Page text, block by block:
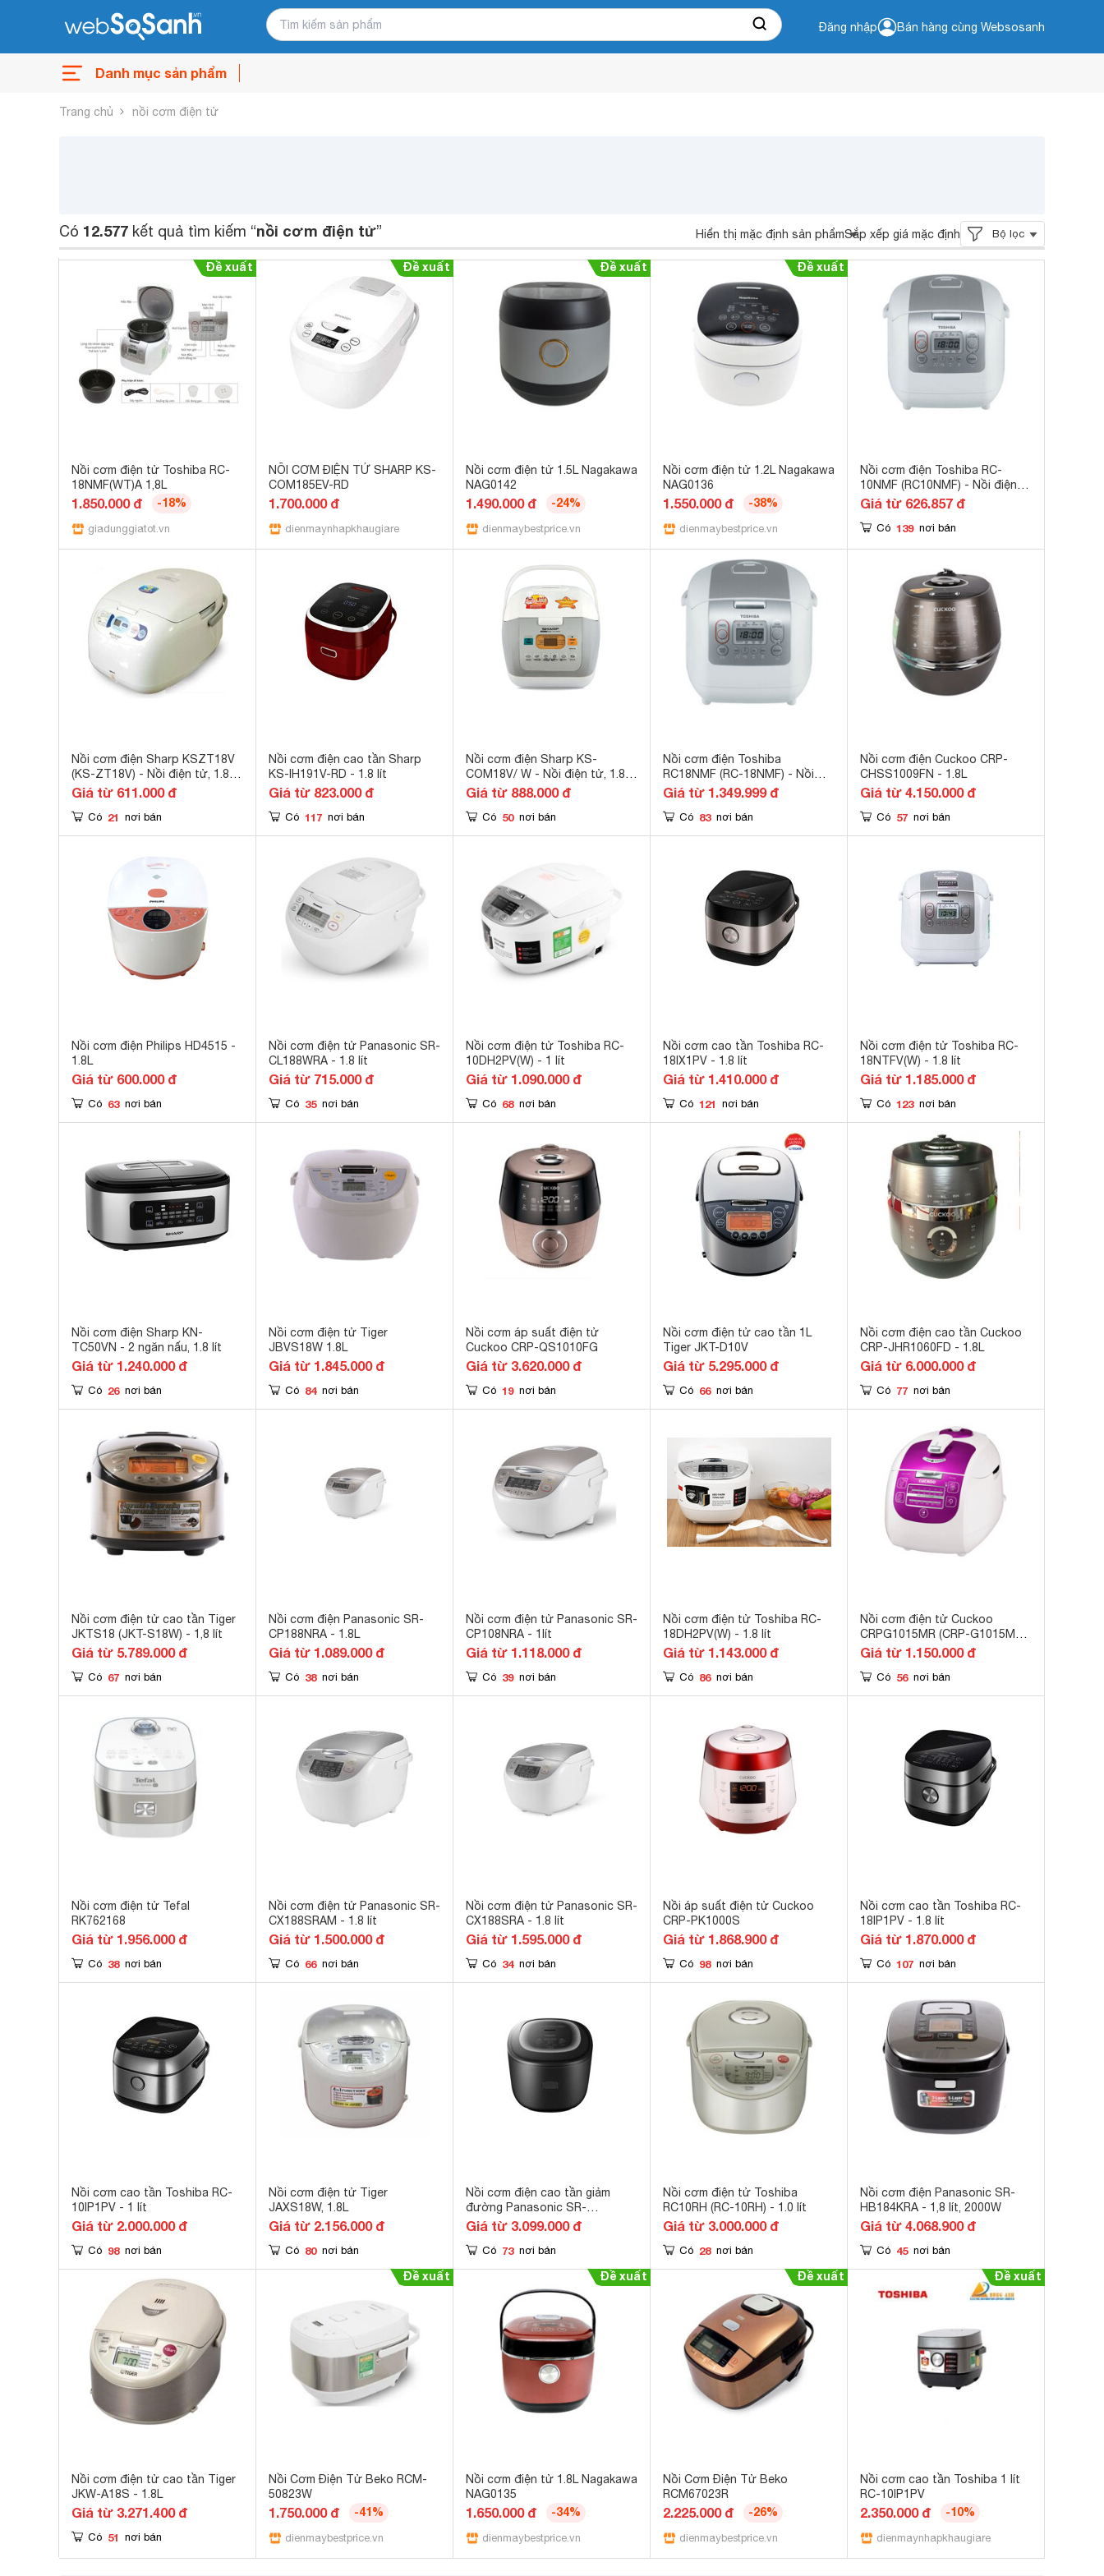
Đăng nhập Bán hàng cùng Websosanh
Danh mục sản phẩm
Trang chủ nồi cơm điện tử
Có 12.577 kết quả tìm kiếm “nồi cơm điện tử” Hiển thị mặc định sản phẩmSắp xếp giá mặc định Bộ lọc
Nồi cơm điện tử Toshiba RC-
18NMF(WT)A 1,8L
1.850.000 đ -18%
giadunggiatot.vn
NỒI CƠM ĐIỆN TỬ SHARP KS-
COM185EV-RD
1.700.000 đ
dienmaynhapkhaugiare.com.vn
Nồi cơm điện tử 1.5L Nagakawa
NAG0142
1.490.000 đ -24%
dienmaybestprice.vn
Nồi cơm điện tử 1.2L Nagakawa
NAG0136
1.550.000 đ -38%
dienmaybestprice.vn
Nồi cơm điện Toshiba RC-
10NMF (RC10NMF) - Nồi điện
tử, 1.0 lít
Giá từ 626.857 đ
Có 139 nơi bán
Nồi cơm điện Sharp KSZT18V
(KS-ZT18V) - Nồi điện tử, 1.8
lít, 830W
Giá từ 611.000 đ
Có 21 nơi bán
Nồi cơm điện cao tần Sharp
KS-IH191V-RD - 1.8 lít
Giá từ 823.000 đ
Có 117 nơi bán
Nồi cơm điện Sharp KS-
COM18V/ W - Nồi điện tử, 1.8
lít, 830W
Giá từ 888.000 đ
Có 50 nơi bán
Nồi cơm điện Toshiba
RC18NMF (RC-18NMF) - Nồi
điện tử, 1.8 lít, 680W
Giá từ 1.349.999 đ
Có 83 nơi bán
Nồi cơm điện Cuckoo CRP-
CHSS1009FN - 1.8L
Giá từ 4.150.000 đ
Có 57 nơi bán
Nồi cơm điện Philips HD4515 -
1.8L
Giá từ 600.000 đ
Có 63 nơi bán
Nồi cơm điện tử Panasonic SR-
CL188WRA - 1.8 lít
Giá từ 715.000 đ
Có 35 nơi bán
Nồi cơm điện tử Toshiba RC-
10DH2PV(W) - 1 lít
Giá từ 1.090.000 đ
Có 68 nơi bán
Nồi cơm cao tần Toshiba RC-
18IX1PV - 1.8 lít
Giá từ 1.410.000 đ
Có 121 nơi bán
Nồi cơm điện tử Toshiba RC-
18NTFV(W) - 1.8 lít
Giá từ 1.185.000 đ
Có 123 nơi bán
Nồi cơm điện Sharp KN-
TC50VN - 2 ngăn nấu, 1.8 lít
Giá từ 1.240.000 đ
Có 26 nơi bán
Nồi cơm điện tử Tiger
JBVS18W 1.8L
Giá từ 1.845.000 đ
Có 84 nơi bán
Nồi cơm áp suất điện tử
Cuckoo CRP-QS1010FG
Giá từ 3.620.000 đ
Có 19 nơi bán
Nồi cơm điện tử cao tần 1L
Tiger JKT-D10V
Giá từ 5.295.000 đ
Có 66 nơi bán
Nồi cơm điện cao tần Cuckoo
CRP-JHR1060FD - 1.8L
Giá từ 6.000.000 đ
Có 77 nơi bán
Nồi cơm điện tử cao tần Tiger
JKTS18 (JKT-S18W) - 1,8 lít
Giá từ 5.789.000 đ
Có 67 nơi bán
Nồi cơm điện Panasonic SR-
CP188NRA - 1.8L
Giá từ 1.089.000 đ
Có 38 nơi bán
Nồi cơm điện tử Panasonic SR-
CP108NRA - 1lít
Giá từ 1.118.000 đ
Có 39 nơi bán
Nồi cơm điện tử Toshiba RC-
18DH2PV(W) - 1.8 lít
Giá từ 1.143.000 đ
Có 86 nơi bán
Nồi cơm điện tử Cuckoo
CRPG1015MR (CRP-G1015M-R)
- 1.8 lít, 1150W
Giá từ 1.150.000 đ
Có 56 nơi bán
Nồi cơm điện tử Tefal
RK762168
Giá từ 1.956.000 đ
Có 38 nơi bán
Nồi cơm điện tử Panasonic SR-
CX188SRAM - 1.8 lít
Giá từ 1.500.000 đ
Có 66 nơi bán
Nồi cơm điện tử Panasonic SR-
CX188SRA - 1.8 lít
Giá từ 1.595.000 đ
Có 34 nơi bán
Nồi áp suất điện tử Cuckoo
CRP-PK1000S
Giá từ 1.868.900 đ
Có 98 nơi bán
Nồi cơm cao tần Toshiba RC-
18IP1PV - 1.8 lít
Giá từ 1.870.000 đ
Có 107 nơi bán
Nồi cơm cao tần Toshiba RC-
10IP1PV - 1 lít
Giá từ 2.000.000 đ
Có 98 nơi bán
Nồi cơm điện tử Tiger
JAXS18W, 1.8L
Giá từ 2.156.000 đ
Có 80 nơi bán
Nồi cơm điện cao tần giảm
đường Panasonic SR-
HL151KRA
Giá từ 3.099.000 đ
Có 73 nơi bán
Nồi cơm điện tử Toshiba
RC10RH (RC-10RH) - 1.0 lít
Giá từ 3.000.000 đ
Có 28 nơi bán
Nồi cơm điện Panasonic SR-
HB184KRA - 1,8 lít, 2000W
Giá từ 4.068.900 đ
Có 45 nơi bán
Nồi cơm điện tử cao tần Tiger
JKW-A18S - 1.8L
Giá từ 3.271.400 đ
Có 51 nơi bán
Nồi Cơm Điện Tử Beko RCM-
50823W
1.750.000 đ -41%
dienmaybestprice.vn
Nồi cơm điện tử 1.8L Nagakawa
NAG0135
1.650.000 đ -34%
dienmaybestprice.vn
Nồi Cơm Điện Tử Beko
RCM67023R
2.225.000 đ -26%
dienmaybestprice.vn
Nồi cơm cao tần Toshiba 1 lít
RC-10IP1PV
2.350.000 đ -10%
dienmaynhapkhaugiare.com.vn